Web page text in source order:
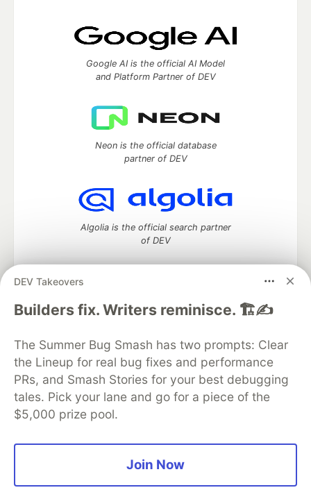
DEV Takeovers
Builders fix. Writers reminisce. 🏗️✍️
The Summer Bug Smash has two prompts: Clear
the Lineup for real bug fixes and performance
PRs, and Smash Stories for your best debugging
tales. Pick your lane and go for a piece of the
$5,000 prize pool.
Join Now
Google AI is the official AI Model
and Platform Partner of DEV
Neon is the official database
partner of DEV
Algolia is the official search partner
of DEV
DEV Community— A space to discuss and keep up software
DEV Education Tracks
DEV Help
Advertise on DEV
Organization Accounts
DEV Showcase About
Contact
Free Postgres Database
DEV Shop
MLH
Code of Conduct
Privacy Policy
Terms of Use
Built on Forem — the open source software that powers
and other inclusive communities.